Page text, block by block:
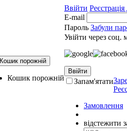
Ввійти
E-mail
Пароль Забули
Увійти через соц.
Ввійти
Запам'ятати
Замовлення
відстежити
Кошик порожній
Кошик порожній